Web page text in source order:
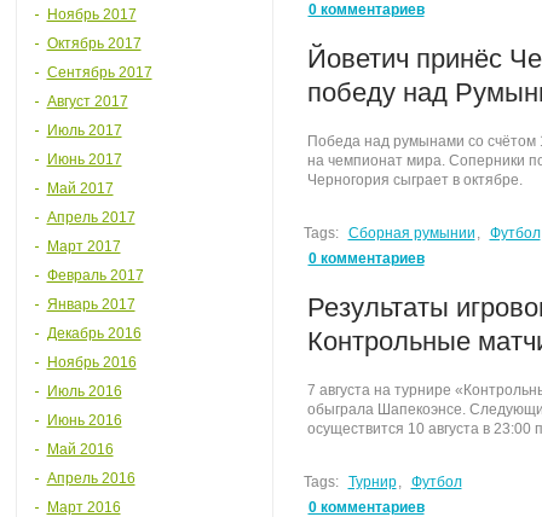
Ноябрь 2017
Октябрь 2017
Сентябрь 2017
Август 2017
Июль 2017
Июнь 2017
Май 2017
Апрель 2017
Март 2017
Февраль 2017
Январь 2017
Декабрь 2016
Ноябрь 2016
Июль 2016
Июнь 2016
Май 2016
Апрель 2016
Март 2016
0 комментариев
Йоветич принёс
победу над
Победа над румынами со счётом
на чемпионат мира. Соперники
Черногория сыграет в октябре.
Tags: Сборная румынии , Футбол
0 комментариев
Результаты
Контрольные
7 августа на турнире
обыграла Шапекоэнсе.
осуществится 10 августа в 23:00
Tags: Турнир, Футбол
0 комментариев